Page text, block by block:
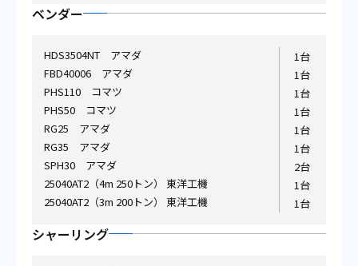
ベンダー
HDS3504NT アマダ
1台
FBD40006 アマダ
1台
PHS110 コマツ
1台
PHS50 コマツ
1台
RG25 アマダ
1台
RG35 アマダ
1台
SPH30 アマダ
2台
25040AT2（4m 250トン） 東洋工機
1台
25040AT2（3m 200トン） 東洋工機
1台
シャーリング